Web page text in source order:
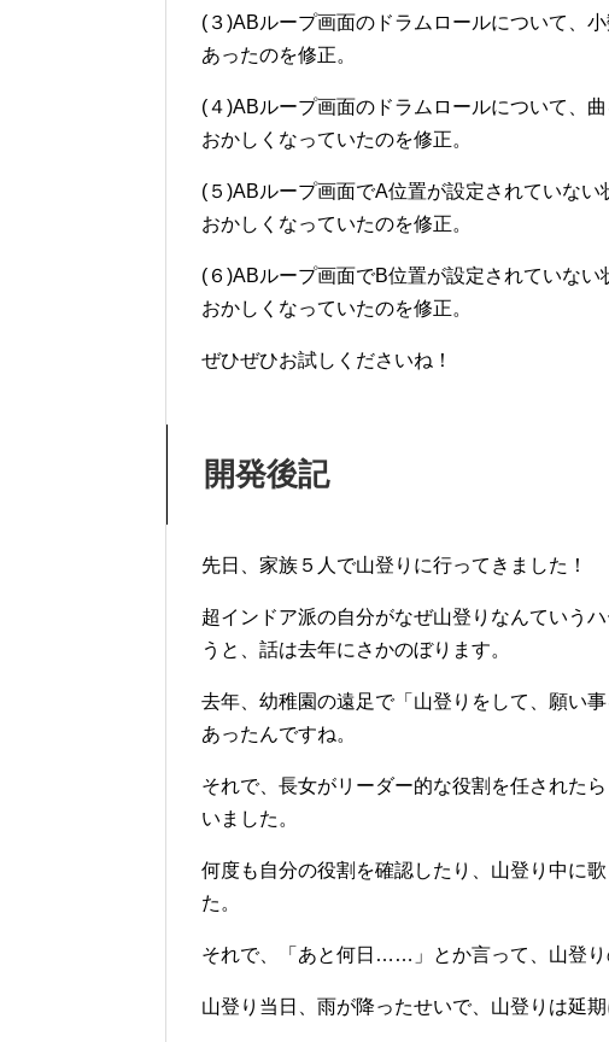
(３)ABループ画面のドラムロールについて、
あったのを修正。
(４)ABループ画面のドラムロールについて、
おかしくなっていたのを修正。
(５)ABループ画面でA位置が設定されていな
おかしくなっていたのを修正。
(６)ABループ画面でB位置が設定されていな
おかしくなっていたのを修正。
ぜひぜひお試しくださいね！
開発後記
先日、家族５人で山登りに行ってきました！
超インドア派の自分がなぜ山登りなんていう
うと、話は去年にさかのぼります。
去年、幼稚園の遠足で「山登りをして、願い
あったんですね。
それで、長女がリーダー的な役割を任された
いました。
何度も自分の役割を確認したり、山登り中に
た。
それで、「あと何日……」とか言って、山登り
山登り当日、雨が降ったせいで、山登りは延期